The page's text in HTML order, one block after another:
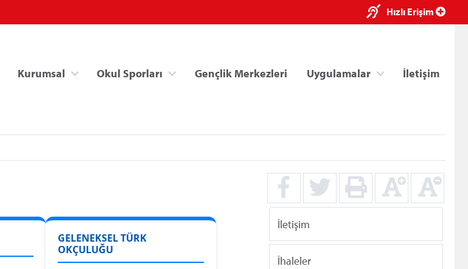
Hızlı Erişim
Kurumsal Okul Sporları Gençlik Merkezleri Uygulamalar İletişim
GELENEKSEL TÜRK
OKÇULUĞU
İletişim
İhaleler
×
Kredi/Yurt İşlemleri